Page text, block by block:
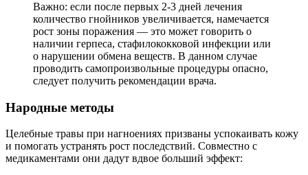
Важно: если после первых 2-3 дней лечения
количество гнойников увеличивается, намечается
рост зоны поражения — это может говорить о
наличии герпеса, стафилококковой инфекции или
о нарушении обмена веществ. В данном случае
проводить самопроизвольные процедуры опасно,
следует получить рекомендации врача.
Народные методы
Целебные травы при нагноениях призваны успокаивать кожу
и помогать устранять рост последствий. Совместно с
медикаментами они дадут вдвое больший эффект: